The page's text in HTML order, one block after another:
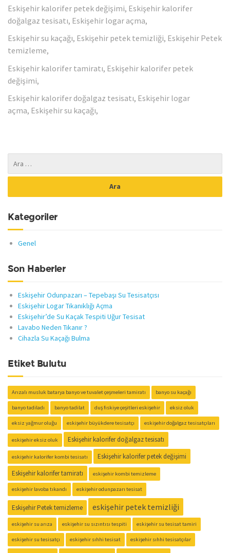
Eskişehir kalorifer petek değişimi, Eskişehir kalorifer
doğalgaz tesisatı, Eskişehir logar açma,
Eskişehir su kaçağı, Eskişehir petek temizliği, Eskişehir Petek
temizleme,
Eskişehir kalorifer tamiratı, Eskişehir kalorifer petek
değişimi,
Eskişehir kalorifer doğalgaz tesisatı, Eskişehir logar
açma, Eskişehir su kaçağı,
Kategoriler
Genel
Son Haberler
Eskişehir Odunpazarı – Tepebaşı Su Tesisatçısı
Eskişehir Logar Tıkanıklığı Açma
Eskişehir’de Su Kaçak Tespiti Uğur Tesisat
Lavabo Neden Tıkanır ?
Cihazla Su Kaçağı Bulma
Etiket Bulutu
Arızalı musluk batarya banyo ve tuvalet çeşmeleri tamiratı banyo su kaçağı
banyo tadiladı banyo tadilat duş fıskiye çeşitleri eskişehir eksiz oluk
eksiz yağmur oluğu eskişehir büyükdere tesisatçı eskişehir doğalgaz tesisatçıları
eskişehir eksiz oluk Eskişehir kalorifer doğalgaz tesisatı
eskişehir kalorifer kombi tesisatı
Eskişehir kalorifer petek değişimi
Eskişehir kalorifer tamiratı
eskişehir kombi temizleme
eskişehir lavoba tıkandı eskişehir odunpazarı tesisat
Eskişehir Petek temizleme eskişehir petek temizliği
eskişehir su arıza eskişehir su sızıntısı tespiti eskişehir su tesisat tamiri
eskişehir su tesisatçı eskişehir sıhhi tesisat eskişehir sıhhi tesisatçılar